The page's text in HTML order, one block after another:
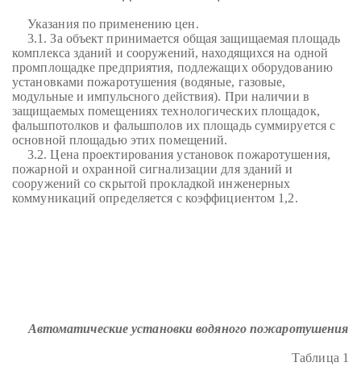
Указания по применению цен.
3.1. За объект принимается общая защищаемая площадь
комплекса зданий и сооружений, находящихся на одной
промплощадке предприятия, подлежащих оборудованию
установками пожаротушения (водяные, газовые,
модульные и импульсного действия). При наличии в
защищаемых помещениях технологических площадок,
фальшпотолков и фальшполов их площадь суммируется с
основной площадью этих помещений.
3.2. Цена проектирования установок пожаротушения,
пожарной и охранной сигнализации для зданий и
сооружений со скрытой прокладкой инженерных
коммуникаций определяется с коэффициентом 1,2.
Автоматические установки водяного пожаротушения
Таблица 1